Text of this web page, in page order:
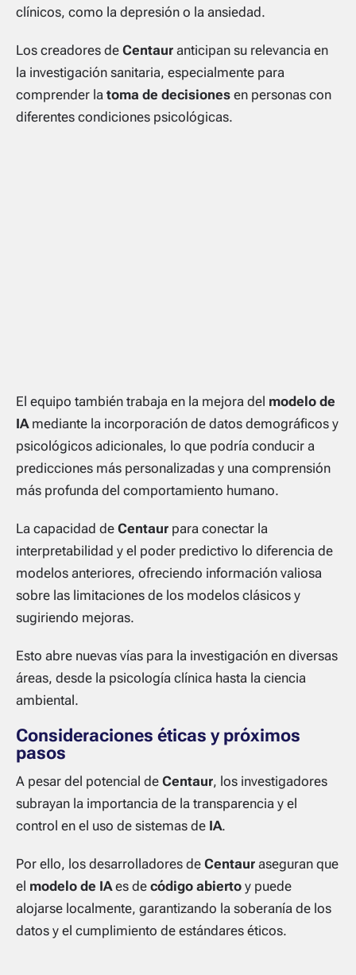
clínicos, como la depresión o la ansiedad.
Los creadores de Centaur anticipan su relevancia en
la investigación sanitaria, especialmente para
comprender la toma de decisiones en personas con
diferentes condiciones psicológicas.
El equipo también trabaja en la mejora del modelo de
IAmediante la incorporación de datos demográficos y
psicológicos adicionales, lo que podría conducir a
predicciones más personalizadas y una comprensión
más profunda del comportamiento humano.
La capacidad de Centaur para conectar la
interpretabilidad y el poder predictivo lo diferencia de
modelos anteriores, ofreciendo información valiosa
sobre las limitaciones de los modelos clásicos y
sugiriendo mejoras.
Esto abre nuevas vías para la investigación en diversas
áreas, desde la psicología clínica hasta la ciencia
ambiental.
Consideraciones éticas y próximos
pasos
A pesar del potencial de Centaur, los investigadores
subrayan la importancia de la transparencia y el
control en el uso de sistemas de IA.
Por ello, los desarrolladores de Centaur aseguran que
el modelo de IAes de código abierto y puede
alojarse localmente, garantizando la soberanía de los
datos y el cumplimiento de estándares éticos.